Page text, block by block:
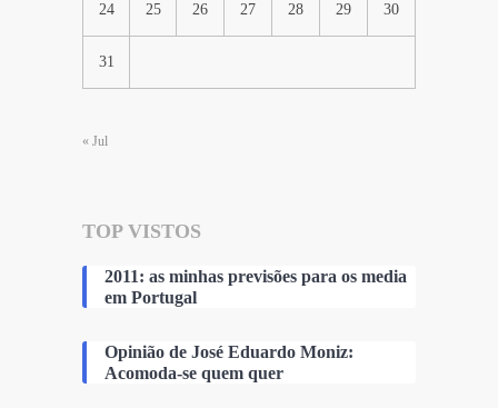
24 25 26 27 28 29 30
31
« Jul
TOP VISTOS
2011: as minhas previsões para os media
em Portugal
Opinião de José Eduardo Moniz:
Acomoda-se quem quer